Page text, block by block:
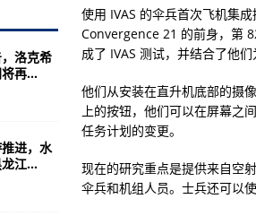
加法庭提交的引渡依据存严重误导
的网络空间国际规则
部署导弹系统回应
用虚拟货币
资者发出警告！美股“泡沫”或将被戳破…
或因出生率下降死亡率上升
兰2:1加时赛绝杀瑞典，舍甫琴科飞奔激动庆祝
使用 IVAS 的伞兵首次飞机集
Convergence 21 的前身，第
成了 IVAS 测试，并结合了他们
他们从安装在直升机底部的摄
上的按钮，他们可以在屏幕之
任务计划的变更。
现在的研究重点是提供来自空
伞兵和机组人员。士兵还可以
洛克希
再...
进，水
江...